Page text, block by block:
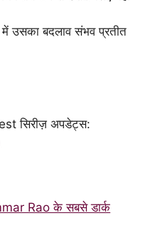
उसका बदलाव संभव प्रतीत
सिरीज़ अपडेट्स:
Rao के सबसे डार्क